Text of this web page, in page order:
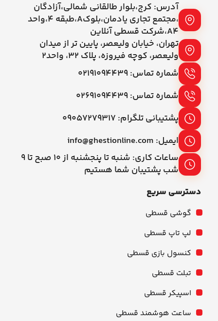
آدرس: کرج،بلوار طالقانی شمالی،آزادگان
،مجتمع تجاری یادمان،بلوکA،طبقه ۴،واحد
A4،شرکت قسطی آنلاین
تهران، خیابان ولیعصر، پایین تر از میدان
ولیعصر، کوچه فیروزه، پلاک 32، واحد2
شماره تماس: ۰۲۱۹۱۰۹۴۴۳۹
شماره تماس: ۰۲۶۹۱۰۹۴۴۳۹
پشتیبانی تلگرام: ۰۹۰۵۷۲۷۹۳۱۷
ایمیل: info@ghestionline.com
ساعات کاری: شنبه تا پنجشنبه از ۱۰ صبح تا ۹
شب پشتیبان شما هستیم
دسترسی سریع
گوشی قسطی
لپ تاپ قسطی
کنسول بازی قسطی
تبلت قسطی
اسپیکر قسطی
ساعت هوشمند قسطی